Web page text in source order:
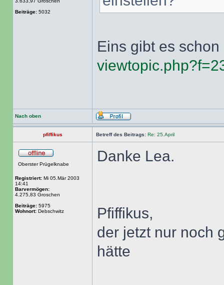
Beiträge: 5032
Eins gibt es schon
Nach oben
pfiffikus Betreff des Beitrags: Re: 25.April
Oberster Prügelknabe
Registriert: Mi 05.Mär 2003
14:41
Barvermögen:
4.275,83 Groschen
Beiträge: 5975
Wohnort: Debschwitz
Danke Lea.
Pfiffikus,
der jetzt nur noch
hätte